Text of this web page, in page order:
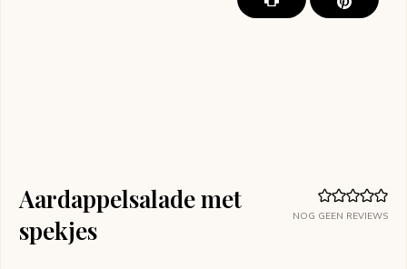
NOG GEEN REVIEWS
Aardappelsalade met
spekjes